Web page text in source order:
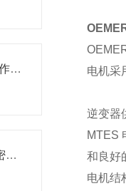
callan 压电LEGS电机的工作原理
瑞士 Maxon Motor 原装精密直流电机GPX 行星减速箱编码器全套供应
电机采
逆变器
MTES
和良好
电机结